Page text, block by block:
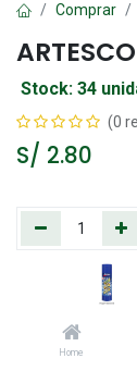
Home
Comprar
Stock: 34
(0
S/ 2.80
Agregar a
Compartir :